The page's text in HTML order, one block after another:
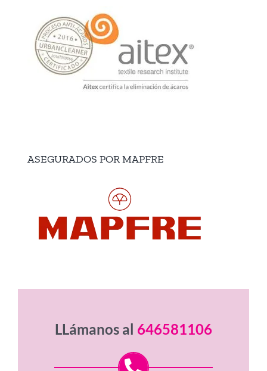
ASEGURADOS POR MAPFRE
LLámanos al 646581106